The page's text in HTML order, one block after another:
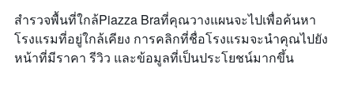
สำรวจพื้นที่ใกล้Piazza Braที่คุณวางแผนจะไปเพื่อค้นหา
โรงแรมที่อยู่ใกล้เคียง การคลิกที่ชื่อโรงแรมจะนำคุณไปยัง
หน้าที่มีราคา รีวิว และข้อมูลที่เป็นประโยชน์มากขึ้น